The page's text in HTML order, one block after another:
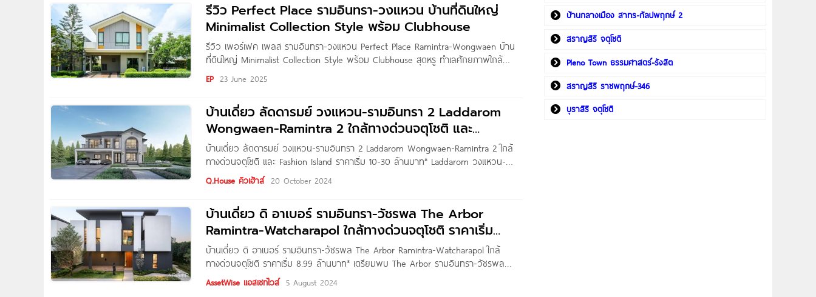
รีวิว Perfect Place รามอินทรา-วงแหวน บ้านที่ดินใหญ่
Minimalist Collection Style พร้อม Clubhouse
รีวิว เพอร์เฟค เพลส รามอินทรา-วงแหวน Perfect Place Ramintra-Wongwaen บ้าน
ที่ดินใหญ่ Minimalist Collection Style พร้อม Clubhouse สุดหรู ทำเลศักยภาพใกล้
ทางด่วนจตุโชติ และรถไฟฟ้าสายสีชมพู เริ่ม 5.99 ล้านบาท* Written by : Nan
Kanyaratthp สวัสดีเพื่อน ๆ Homenayoo ทุกคนค่ะ วันนี้เราจะพาไปชมโครงการ “Perfect
EP 23 June 2025
บ้านเดี่ยว ลัดดารมย์ วงแหวน-รามอินทรา 2 Laddarom
Wongwaen-Ramintra 2 ใกล้ทางด่วนจตุโชติ และ
Fashion
บ้านเดี่ยว ลัดดารมย์ วงแหวน-รามอินทรา 2 Laddarom Wongwaen-Ramintra 2 ใกล้
ทางด่วนจตุโชติ และ Fashion Island ราคาเริ่ม 10-30 ล้านบาท* Laddarom วงแหวน-
รามอินทรา 2 บ้านหรูโครงการใหม่ จาก Q.House ที่ตั้งโครงการอยู่บนถนนกาญจนาภิเษก
แขวงออเงิน เขตสายไหม กทม. ทำเลดี ใกล้ทางด่วน (จตุโชติ) และมอเตอร์เวย์ และยังอยู่ไม่
Q.House คิวเฮ้าส์ 20 October 2024
บ้านเดี่ยว ดิ อาเบอร์ รามอินทรา-วัชรพล The Arbor
Ramintra-Watcharapol ใกล้ทางด่วนจตุโชติ ราคาเริ่ม
8.99
บ้านเดี่ยว ดิ อาเบอร์ รามอินทรา-วัชรพล The Arbor Ramintra-Watcharapol ใกล้
ทางด่วนจตุโชติ ราคาเริ่ม 8.99 ล้านบาท* เตรียมพบ The Arbor รามอินทรา-วัชรพล
บ้านเดี่ยวโครงการใหม่จาก AssetWise ที่ตั้งโครงการอยู่ติดถนนจตุโชติ แขวงออเงิน เขต
สายไหม กทม. เดินทางเข้า-ออกเมืองสะดวกสบาย ใกล้จุดขึ้น-ลงทางด่วนฉลองรัช ด่านจตุ
AssetWise แอสเซทไวส์ 5 August 2024
บ้านกลางเมือง สาทร-กัลปพฤกษ์ 2
สราญสิริ จตุโชติ
Pleno Town ธรรมศาสตร์-รังสิต
สราญสิริ ราชพฤกษ์-346
บุราสิริ จตุโชติ